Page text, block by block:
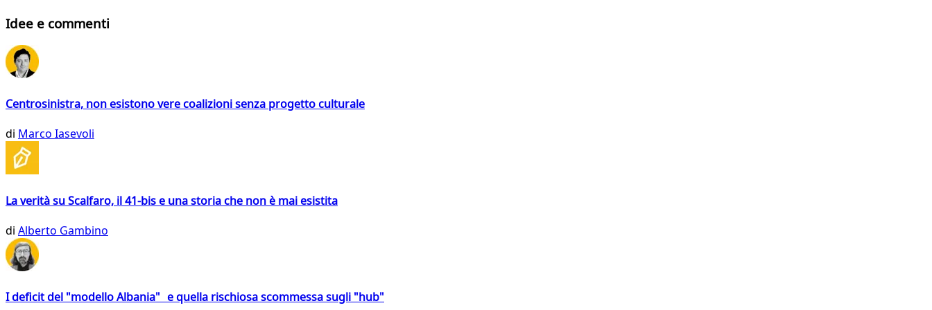
Idee e commenti
Centrosinistra, non esistono vere coalizioni senza progetto culturale
di Marco Iasevoli
La verità su Scalfaro, il 41-bis e una storia che non è mai esistita
di Alberto Gambino
I deficit del "modello Albania" e quella rischiosa scommessa sugli "hub"